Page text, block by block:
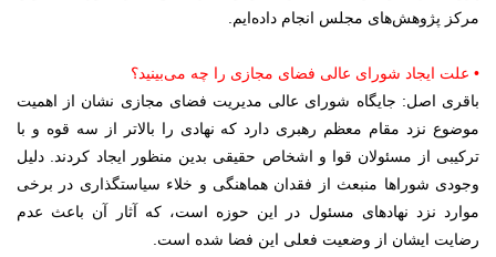
مرکز پژوهش‌های مجلس انجام داده‌ایم.
• علت ایجاد شورای عالی فضای مجازی را چه می‌بینید؟
باقری اصل: جایگاه شورای عالی مدیریت فضای مجازی نشان از اهمیت
موضوع نزد مقام معظم رهبری دارد که نهادی را بالاتر از سه قوه و با
ترکیبی از مسئولان قوا و اشخاص حقیقی بدین منظور ایجاد کردند. دلیل
وجودی شوراها منبعث از فقدان هماهنگی و خلاء سیاستگذاری در برخی
موارد نزد نهادهای مسئول در این حوزه است، که آثار آن باعث عدم
رضایت ایشان از وضعیت فعلی این فضا شده است.